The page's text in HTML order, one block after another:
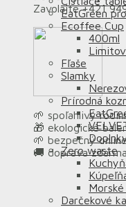
Zavolajte +421
🌱 spoľahlivý
🎁 ekologické
🌱 bezpečný
🚚 doprava
EatGreen
Ecoffee Cup
400ml
Fľaše
Slamky
Prírodná
Zero waste
Darčekové